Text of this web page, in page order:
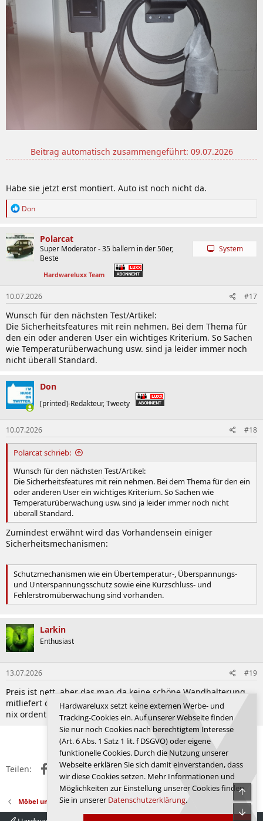
Beitrag automatisch zusammengeführt: 09.07.2026
Habe sie jetzt erst montiert. Auto ist noch nicht da.
R
k
t
i
n
:
Don
Polarcat
Super Moderator - 35 ballern in der 50er,
Beste
Hardwareluxx Team
System
10.07.2026 #17
Wunsch für den nächsten Test/Artikel:
Die Sicherheitsfeatures mit rein nehmen. Bei dem Thema für
den ein oder anderen User ein wichtiges Kriterium. So Sachen
wie Temperaturüberwachung usw. sind ja leider immer noch
nicht überall Standard.
Don
[printed]-Redakteur, Tweety
10.07.2026 #18
Polarcat schrieb:
Wunsch für den nächsten Test/Artikel:
Die Sicherheitsfeatures mit rein nehmen. Bei dem Thema für den ein
oder anderen User ein wichtiges Kriterium. So Sachen wie
Temperaturüberwachung usw. sind ja leider immer noch nicht
überall Standard.
Zumindest erwähnt wird das Vorhandensein einiger
Sicherheitsmechanismen:
Schutzmechanismen wie ein Übertemperatur-, Überspannungs-
und Unterspannungsschutz sowie eine Kurzschluss- und
Fehlerstromüberwachung sind vorhanden.
Larkin
Enthusiast
13.07.2026 #19
Preis ist nett, aber das man da keine schöne Wandhalterung
mitliefert oder man das direkt anschrauben kann ist einfach
nix ordentliches.
Anmelden, um zu antworten.
Teilen: FacebookX (Twitter)
RedditWhatsApp
E-MailLink
Möbel und Gadgets
Hardwareluxx setzt keine externen Werbe- und
Tracking-Cookies ein. Auf unserer Webseite finden
Sie nur noch Cookies nach berechtigtem Interesse
(Art. 6 Abs. 1 Satz 1 lit. f DSGVO) oder eigene
funktionelle Cookies. Durch die Nutzung unserer
Webseite erklären Sie sich damit einverstanden, dass
wir diese Cookies setzen. Mehr Informationen und
Möglichkeiten zur Einstellung unserer Cookies finden
Sie in unserer Datenschutzerklärung.